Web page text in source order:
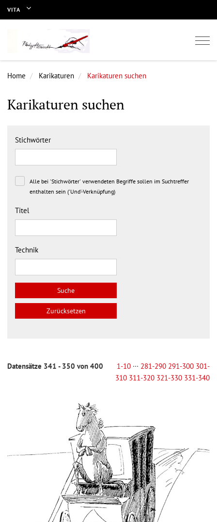
VITA
Home Karikaturen Karikaturen suchen
Karikaturen suchen
Stichwörter
Alle bei 'Stichwörter' verwendeten Begriffe sollen im Suchtreffer
enthalten sein ('Und'-Verknüpfung)
Titel
Technik
Datensätze 341 - 350 von 400 1-10 ··· 281-290 291-300 301-
310 311-320 321-330 331-340